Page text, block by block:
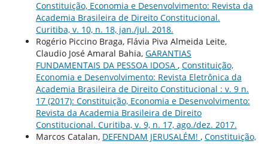
Constituição, Economia e Desenvolvimento: Revista da
Academia Brasileira de Direito Constitucional.
Curitiba, v. 10, n. 18, jan./jul. 2018.
Rogério Piccino Braga, Flávia Piva Almeida Leite,
Claudio José Amaral Bahia, GARANTIAS
FUNDAMENTAIS DA PESSOA IDOSA , Constituição,
Economia e Desenvolvimento: Revista Eletrônica da
Academia Brasileira de Direito Constitucional : v. 9 n.
17 (2017): Constituição, Economia e Desenvolvimento:
Revista da Academia Brasileira de Direito
Constitucional. Curitiba, v. 9, n. 17, ago./dez. 2017.
Marcos Catalan, DEFENDAM JERUSALÉM! , Constituição,